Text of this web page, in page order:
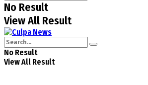
No Result
View All Result
No Result
View All Result